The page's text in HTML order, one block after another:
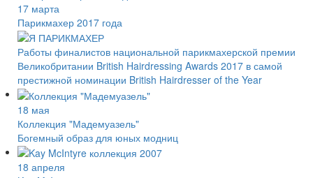
17 марта
Парикмахер 2017 года
Работы финалистов национальной парикмахерской премии
Великобритании British Hairdressing Awards 2017 в самой
престижной номинации British Hairdresser of the Year
18 мая
Коллекция "Мадемуазель"
Богемный образ для юных модниц
18 апреля